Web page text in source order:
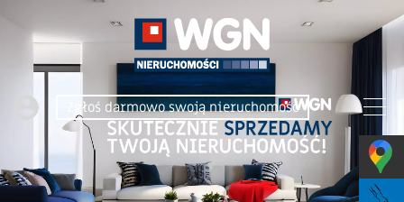
Zgłoś darmowo swoją nieruchomość